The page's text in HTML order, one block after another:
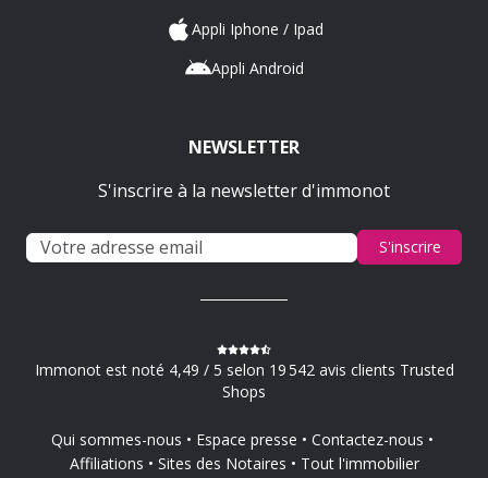
Appli Iphone / Ipad
Appli Android
NEWSLETTER
S'inscrire à la newsletter d'immonot
S'inscrire
Immonot est noté 4,49 / 5 selon 19 542 avis clients Trusted
Shops
Qui sommes-nous Espace presse
Contactez-nous
Affiliations
Sites des Notaires
Tout l'immobilier